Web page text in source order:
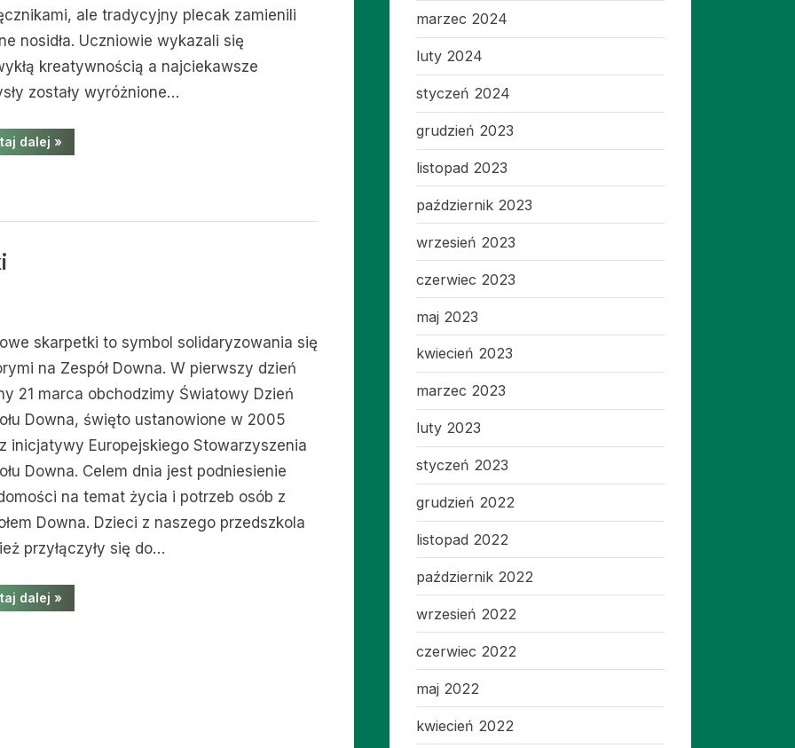
ale tradycyjny plecak zamienili
nosidła. Uczniowie wykazali się
kreatywnością a najciekawsze
zostały wyróżnione…
dalej “Dzień
bez
»
skarpetki to symbol solidaryzowania się
na Zespół Downa. W pierwszy dzień
21 marca obchodzimy Światowy Dzień
Downa, święto ustanowione w 2005
inicjatywy Europejskiego Stowarzyszenia
Downa. Celem dnia jest podniesienie
na temat życia i potrzeb osób z
Downa. Dzieci z naszego przedszkola
przyłączyły się do…
dalej “Dzień
kolorowej
»
marzec 2024
luty 2024
styczeń 2024
grudzień 2023
listopad 2023
październik 2023
wrzesień 2023
czerwiec 2023
maj 2023
kwiecień 2023
marzec 2023
luty 2023
styczeń 2023
grudzień 2022
listopad 2022
październik 2022
wrzesień 2022
czerwiec 2022
maj 2022
kwiecień 2022